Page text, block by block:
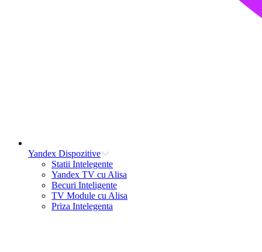
Yandex Dispozitive
Statii Intelegente
Yandex TV cu Alisa
Becuri Inteligente
TV Module cu Alisa
Priza Intelegenta